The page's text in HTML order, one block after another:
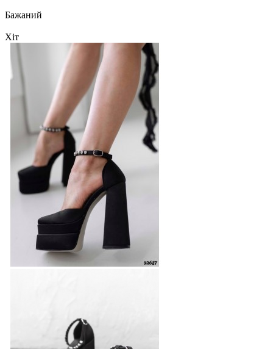
Бажаний
Хіт